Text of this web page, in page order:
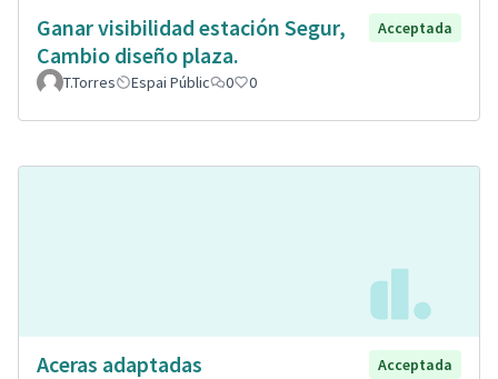
Ganar visibilidad estación Segur,
Cambio diseño plaza.
Acceptada
T.Torres Espai Públic 0 0
Aceras adaptadas
Acceptada